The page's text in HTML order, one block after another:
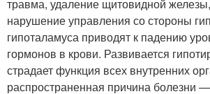
травма, удаление щитовидной
нарушение управления со стороны
гипоталамуса приводят к падению
гормонов в крови. Развивается
страдает функция всех внутренних
распространенная причина болезни